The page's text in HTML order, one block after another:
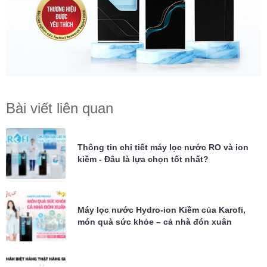
Bài viết liên quan
Thông tin chi tiết máy lọc nước RO và ion
kiềm - Đâu là lựa chọn tốt nhất?
Máy lọc nước Hydro-ion Kiềm của Karofi,
món quà sức khỏe – cả nhà đón xuân